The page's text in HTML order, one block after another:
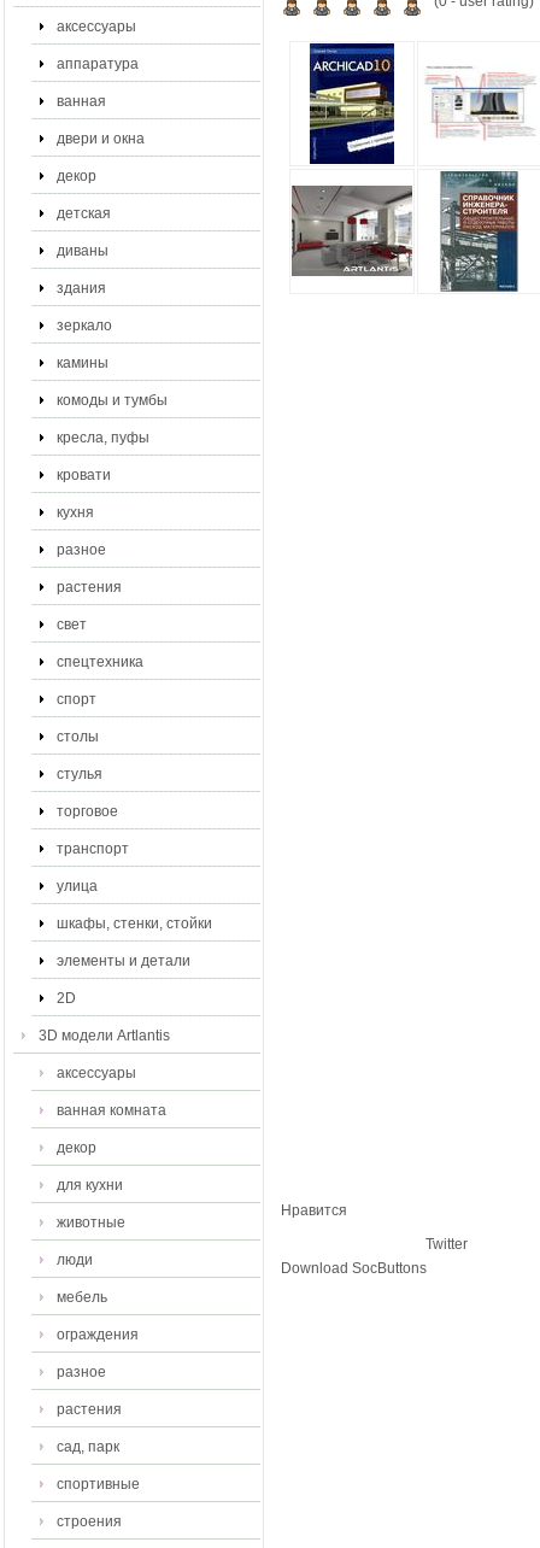
аксессуары
аппаратура
ванная
двери и окна
декор
детская
диваны
здания
зеркало
камины
комоды и тумбы
кресла, пуфы
кровати
кухня
разное
растения
свет
спецтехника
спорт
столы
стулья
торговое
транспорт
улица
шкафы, стенки, стойки
элементы и детали
2D
3D модели Artlantis
аксессуары
ванная комната
декор
для кухни
животные
люди
мебель
ограждения
разное
растения
сад, парк
спортивные
строения
Нравится
Twitter
Download SocButtons